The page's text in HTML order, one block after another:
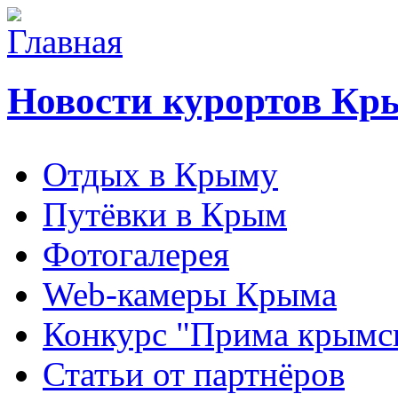
Новости курортов
Отдых в Крыму
Путёвки в Крым
Фотогалерея
Web-камеры Крыма
Конкурс "Прима
Статьи от партнёров